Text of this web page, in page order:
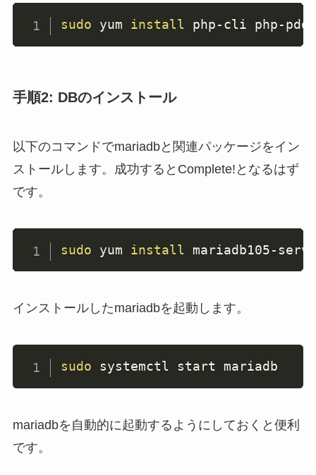
sudo yum install php-cli php-pdo
手順2: DBのインストール
以下のコマンドでmariadbと関連パッケージをイン
ストールします。成功するとComplete!となるはず
です。
sudo yum install mariadb105-
インストールしたmariadbを起動します。
sudo systemctl start mariadb
mariadbを自動的に起動するようにしておくと便利
です。